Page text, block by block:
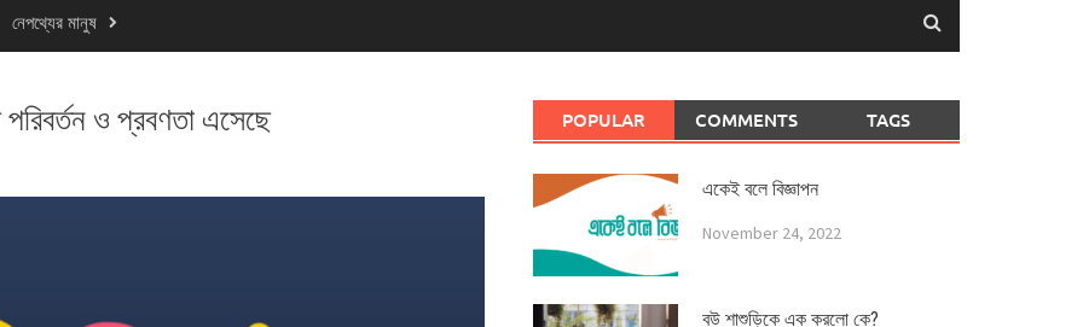
নেপথ্যের মানুষ
পরিবর্তন ও প্রবণতা এসেছে POPULAR COMMENTS TAGS
একেই বলে বিজ্ঞাপন
November 24, 2022
বউ শাশুড়িকে এক করলো কে?